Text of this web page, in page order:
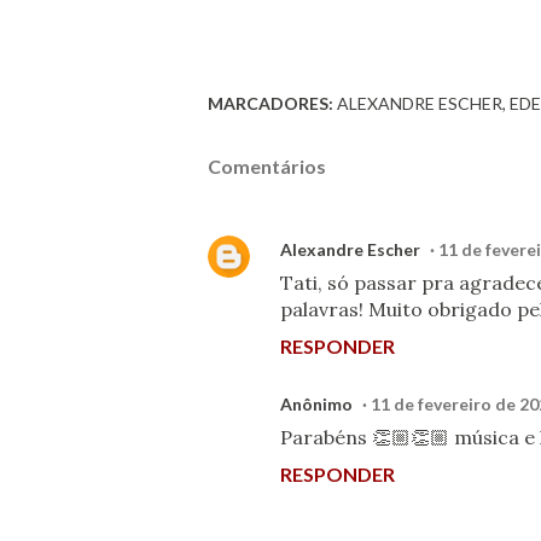
MARCADORES: ALEXANDRE ESCHER
Comentários
Alexandre Escher 11 de
Tati, só passar pra
palavras! Muito obrigado
RESPONDER
Anônimo 11 de fevereiro de
Parabéns 👏🏼👏🏼 música
RESPONDER